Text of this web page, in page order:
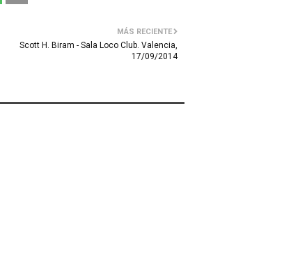
MÁS RECIENTE
Scott H. Biram - Sala Loco Club. Valencia,
17/09/2014